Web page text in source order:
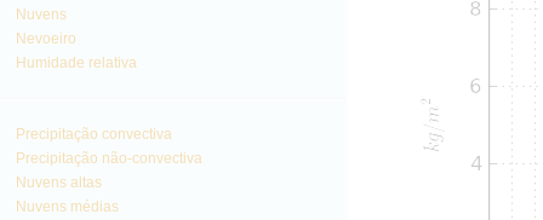
Nuvens
Nevoeiro
Humidade relativa
Precipitação convectiva
Precipitação não-convectiva
Nuvens altas
Nuvens médias